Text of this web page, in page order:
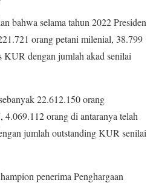
bahwa selama tahun 2022 Presiden
orang petani milenial, 38.799
KUR dengan jumlah akad senilai
22.612.150 orang
orang di antaranya telah
jumlah outstanding KUR senilai
penerima Penghargaan